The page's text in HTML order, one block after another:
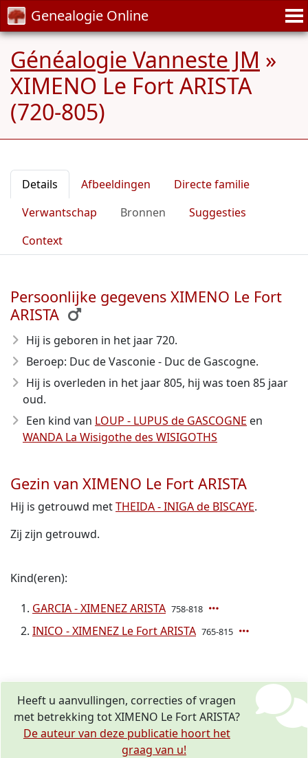
Genealogie Online
Généalogie Vanneste JM »
XIMENO Le Fort ARISTA
(720-805)
Details Afbeeldingen
Directe familie
Verwantschap
Bronnen
Suggesties
Context
Persoonlijke gegevens XIMENO Le Fort
ARISTA
Hij is geboren in het jaar 720.
Beroep: Duc de Vasconie - Duc de Gascogne.
Hij is overleden in het jaar 805, hij was toen 85 jaar
oud.
Een kind van LOUP - LUPUS de GASCOGNE en
WANDA La Wisigothe des WISIGOTHS
Gezin van XIMENO Le Fort ARISTA
Hij is getrouwd metTHEIDA - INIGA de BISCAYE.
Zij zijn getrouwd.
Kind(eren):
GARCIA - XIMENEZ ARISTA 758-818
INICO - XIMENEZ Le Fort ARISTA 765-815
Heeft u aanvullingen, correcties of vragen
met betrekking tot XIMENO Le Fort ARISTA?
De auteur van deze publicatie hoort het
graag van u!